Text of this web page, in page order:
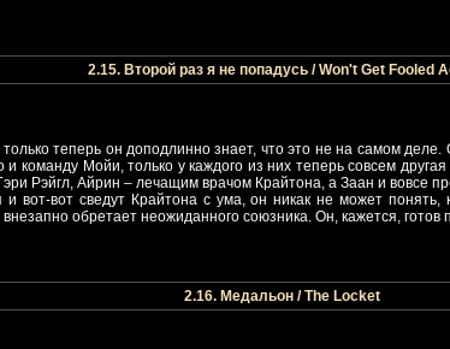
2.15. Второй раз я не попадусь / Won't Get Fooled
теперь он доподлинно знает, что это не на самом деле.
команду Мойи, только у каждого из них теперь совсем другая
Рэйгл, Айрин – лечащим врачом Крайтона, а Заан и вовсе
вот-вот сведут Крайтона с ума, он никак не может понять,
внезапно обретает неожиданного союзника. Он, кажется,
2.16. Медальон / The Locket